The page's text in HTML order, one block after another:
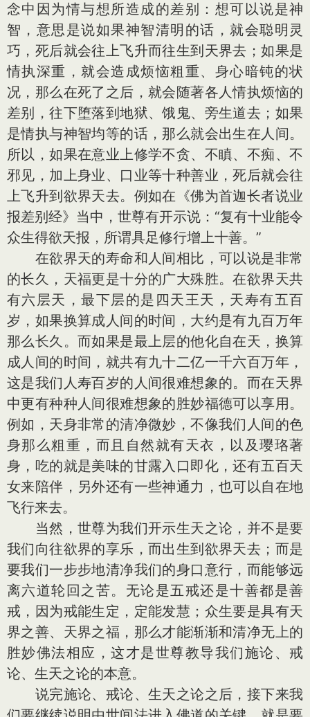
念中因为情与想所造成的差别：想可以说是神
智，意思是说如果神智清明的话，就会聪明灵
巧，死后就会往上飞升而往生到天界去；如果是
情执深重，就会造成烦恼粗重、身心暗钝的状
况，那么在死了之后，就会随著各人情执烦恼的
差别，往下堕落到地狱、饿鬼、旁生道去；如果
是情执与神智均等的话，那么就会出生在人间。
所以，如果在意业上修学不贪、不瞋、不痴、不
邪见，加上身业、口业等十种善业，死后就会往
上飞升到欲界天去。例如在《佛为首迦长者说业
报差别经》当中，世尊有开示说：“复有十业能令
众生得欲天报，所谓具足修行增上十善。”
在欲界天的寿命和人间相比，可以说是非常
的长久，天福更是十分的广大殊胜。在欲界天共
有六层天，最下层的是四天王天，天寿有五百
岁，如果换算成人间的时间，大约是有九百万年
那么长久。而如果是最上层的他化自在天，换算
成人间的时间，就共有九十二亿一千六百万年，
这是我们人寿百岁的人间很难想象的。而在天界
中更有种种人间很难想象的胜妙福德可以享用。
例如，天身非常的清净微妙，不像我们人间的色
身那么粗重，而且自然就有天衣，以及璎珞著
身，吃的就是美味的甘露入口即化，还有五百天
女来陪伴，另外还有一些神通力，也可以自在地
飞行来去。
当然，世尊为我们开示生天之论，并不是要
我们向往欲界的享乐，而出生到欲界天去；而是
要我们一步步地清净我们的身口意行，而能够远
离六道轮回之苦。无论是五戒还是十善都是善
戒，因为戒能生定，定能发慧；众生要是具有天
界之善、天界之福，那么才能渐渐和清净无上的
胜妙佛法相应，这才是世尊教导我们施论、戒
论、生天之论的本意。
说完施论、戒论、生天之论之后，接下来我